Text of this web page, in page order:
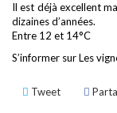
Il est déjà excellent
dizaines d’années.
Entre 12 et 14°C
S’informer surLes
Tweet